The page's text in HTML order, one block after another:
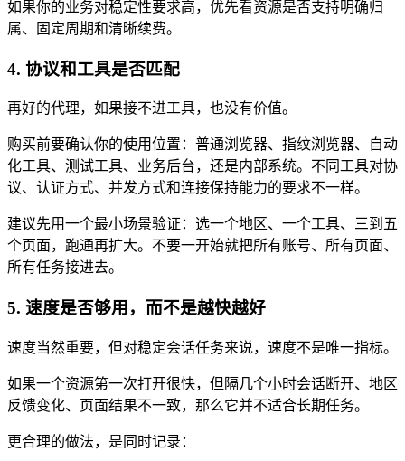
如果你的业务对稳定性要求高，优先看资源是否支持明确归
属、固定周期和清晰续费。
4. 协议和工具是否匹配
再好的代理，如果接不进工具，也没有价值。
购买前要确认你的使用位置：普通浏览器、指纹浏览器、自动
化工具、测试工具、业务后台，还是内部系统。不同工具对协
议、认证方式、并发方式和连接保持能力的要求不一样。
建议先用一个最小场景验证：选一个地区、一个工具、三到五
个页面，跑通再扩大。不要一开始就把所有账号、所有页面、
所有任务接进去。
5. 速度是否够用，而不是越快越好
速度当然重要，但对稳定会话任务来说，速度不是唯一指标。
如果一个资源第一次打开很快，但隔几个小时会话断开、地区
反馈变化、页面结果不一致，那么它并不适合长期任务。
更合理的做法，是同时记录：